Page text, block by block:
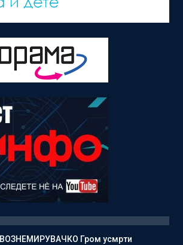
ВОЗНЕМИРУВАЧКО Гром усмрти